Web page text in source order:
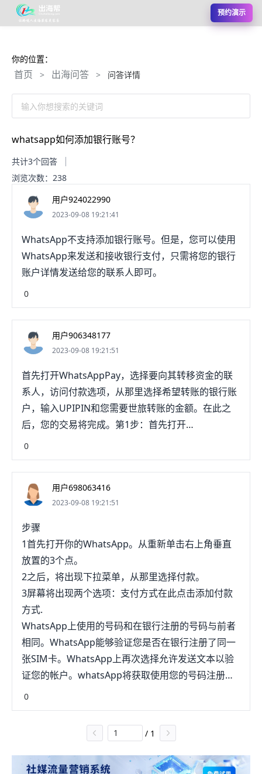
预约演示
你的位置：
首页 > 出海问答 > 问答详情
输入你想搜索的关键词
whatsapp如何添加银行账号？
共计3个回答
浏览次数：238
用户924022990
2023-09-08 19:21:41
WhatsApp不支持添加银行账号。但是，您可以使用
WhatsApp来发送和接收银行支付，只需将您的银行
账户详情发送给您的联系人即可。
0
用户906348177
2023-09-08 19:21:51
首先打开WhatsAppPay，选择要向其转移资金的联
系人，访问付款选项，从那里选择希望转账的银行账
户，输入UPIPIN和您需要世旅转账的金额。在此之
后，您的交易将完成。第1步：首先打开
WhatsAppPay。现在因为您的银行账户已经过验证
和添加，您可以进行交易了。第2步：选择您要向其
转移资金的联系人。第3步：访问付款选项。第4步：
从那里选择您希望转账的银行账户。搜慧凳第5步：
输入UPIPIN和您需碧薯要转账的金额。在此之后，您
的交易将完成。
0
用户698063416
2023-09-08 19:21:51
步骤
1首先打开你的WhatsApp。从重新单击右上角垂直
放置的3个点。
2之后，将出现下拉菜单，从那里选择付款。
3屏幕将出现两个选项：支付方式在此点击添加付款
方式.
WhatsApp上使用的号码和在银行注册的号码与前者
相同。WhatsApp能够验证您是否在银行注册了同一
张SIM卡。WhatsApp上再次选择允许发送文本以验
证您的帐户。whatsApp将获取使用您的号码注册的
所有帐户。whatsApp设置付款将完成。whatsApp
是基于手机号码注册的，在注仔枯册的时候，用户需
要输入手机号码，并接受哗大一条验证短信，然后
WhatsApp会搜索用户的手机联系人中已经在使用的
人并自动添加到用户的手机联系人名单里。
0
/ 1